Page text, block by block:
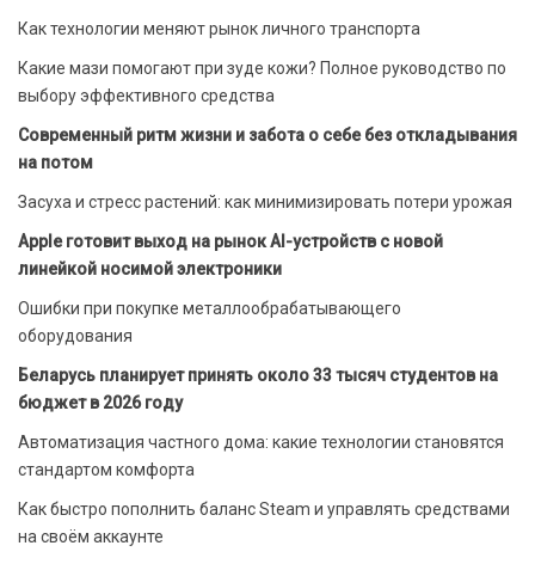
Как технологии меняют рынок личного транспорта
Какие мази помогают при зуде кожи? Полное руководство по
выбору эффективного средства
Современный ритм жизни и забота о себе без откладывания
на потом
Засуха и стресс растений: как минимизировать потери урожая
Apple готовит выход на рынок AI-устройств с новой
линейкой носимой электроники
Ошибки при покупке металлообрабатывающего
оборудования
Беларусь планирует принять около 33 тысяч студентов на
бюджет в 2026 году
Автоматизация частного дома: какие технологии становятся
стандартом комфорта
Как быстро пополнить баланс Steam и управлять средствами
на своём аккаунте